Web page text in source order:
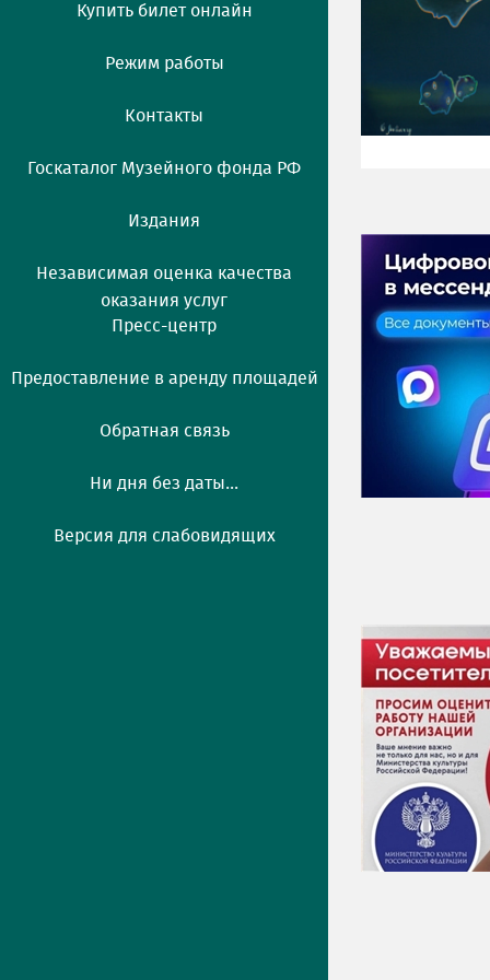
Купить билет онлайн
Режим работы
Контакты
Госкаталог Музейного фонда РФ
Издания
Независимая оценка качества
оказания услуг
Пресс-центр
Предоставление в аренду площадей
Обратная связь
Ни дня без даты...
Версия для слабовидящих